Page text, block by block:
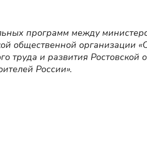
программ между
общественной организации
труда и развития
России».